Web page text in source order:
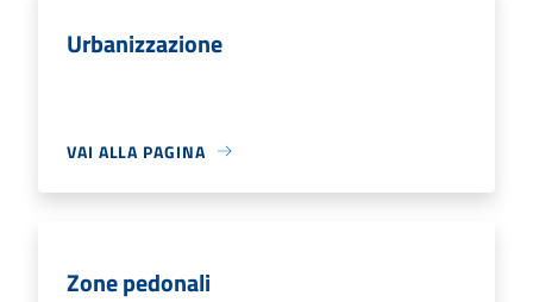
Urbanizzazione
VAI ALLA PAGINA
Zone pedonali